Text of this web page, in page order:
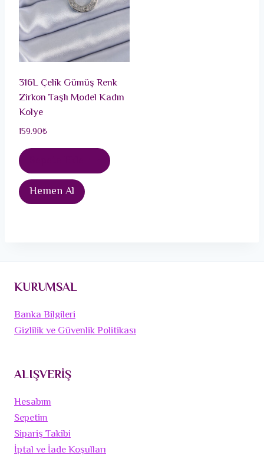
316L Çelik Gümüş Renk
Zirkon Taşlı Model Kadın
Kolye
159.90₺
Hemen Al
KURUMSAL
Banka Bilgileri
Gizlilik ve Güvenlik Politikası
ALIŞVERİŞ
Hesabım
Sepetim
Sipariş Takibi
İptal ve İade Koşulları